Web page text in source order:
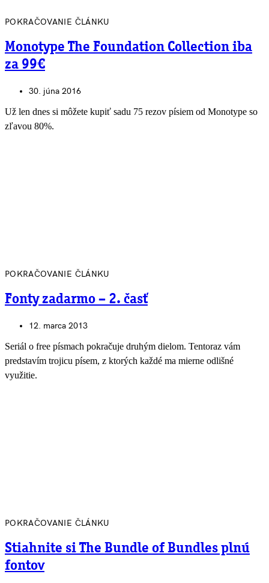
POKRAČOVANIE ČLÁNKU
Monotype The Foundation Collection iba
za 99€
30. júna 2016
Už len dnes si môžete kupiť sadu 75 rezov písiem od Monotype so
zľavou 80%.
POKRAČOVANIE ČLÁNKU
Fonty zadarmo – 2. časť
12. marca 2013
Seriál o free písmach pokračuje druhým dielom. Tentoraz vám
predstavím trojicu písem, z ktorých každé ma mierne odlišné
využitie.
POKRAČOVANIE ČLÁNKU
Stiahnite si The Bundle of Bundles plnú
fontov